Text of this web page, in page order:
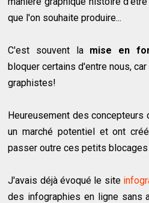
que l'on souhaite produire...
C'est souvent la mise en
bloquer certains d'entre nous,
graphistes!
Heureusement des concepteurs
un marché potentiel et ont
passer outre ces petits blocages
J'avais déjà évoqué le site
des infographies en ligne sans